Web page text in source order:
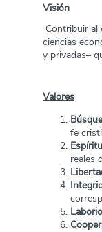
Visión
Contribuir al
ciencias
y privadas–
Valores
B
fe
reales